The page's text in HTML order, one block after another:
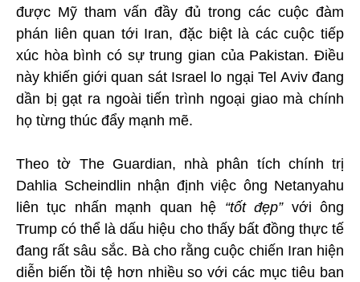
được Mỹ tham vấn đầy đủ trong các cuộc đàm
phán liên quan tới Iran, đặc biệt là các cuộc tiếp
xúc hòa bình có sự trung gian của Pakistan. Điều
này khiến giới quan sát Israel lo ngại Tel Aviv đang
dần bị gạt ra ngoài tiến trình ngoại giao mà chính
họ từng thúc đẩy mạnh mẽ.
Theo tờ The Guardian, nhà phân tích chính trị
Dahlia Scheindlin nhận định việc ông Netanyahu
liên tục nhấn mạnh quan hệ “tốt đẹp”với ông
Trump có thể là dấu hiệu cho thấy bất đồng thực tế
đang rất sâu sắc. Bà cho rằng cuộc chiến Iran hiện
diễn biến tồi tệ hơn nhiều so với các mục tiêu ban